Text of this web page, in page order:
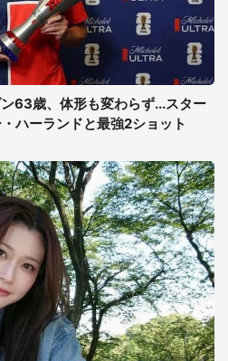
63歳、体形も変わらず...スター
ハーランドと最強2ショット